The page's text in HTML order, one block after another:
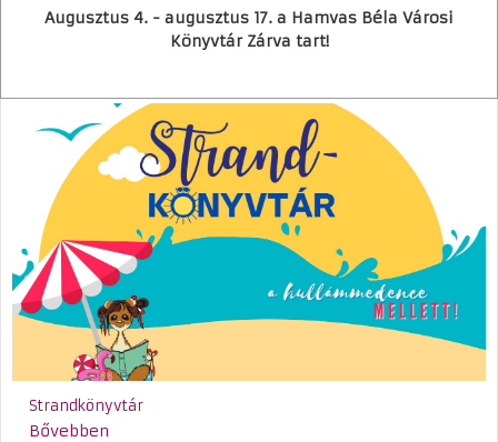
Természet és költészet
Strandkönyvtár
Bővebben
Augusztus 4. - augusztus 17. a Hamvas Béla Városi
Könyvtár Zárva tart!